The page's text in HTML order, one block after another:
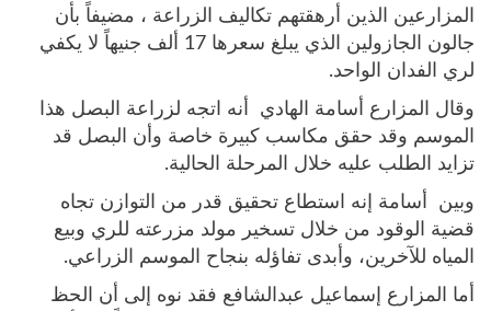
المزارعين الذين أرهقتهم تكاليف الزراعة ، مضيفاً بأن
جالون الجازولين الذي يبلغ سعرها 17 ألف جنيهاً لا يكفي
لري الفدان الواحد.
وقال المزارع أسامة الهادي أنه اتجه لزراعة البصل هذا
الموسم وقد حقق مكاسب كبيرة خاصة وأن البصل قد
تزايد الطلب عليه خلال المرحلة الحالية.
وبين أسامة إنه استطاع تحقيق قدر من التوازن تجاه
قضية الوقود من خلال تسخير مولد مزرعته للري وبيع
المياه للآخرين، وأبدى تفاؤله بنجاح الموسم الزراعي.
أما المزارع إسماعيل عبدالشافع فقد نوه إلى أن الحظ